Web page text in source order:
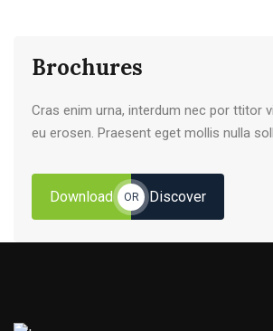
Brochures
Cras enim urna, interdum nec por ttitor
eu erosen. Praesent eget mollis nulla
Download OR Discover